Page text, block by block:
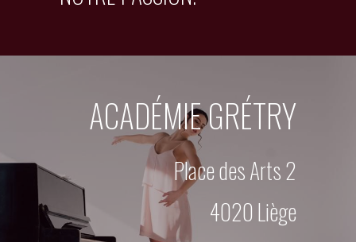
ACADÉMIE GRÉTRY
Place des Arts 2
4020 Liège